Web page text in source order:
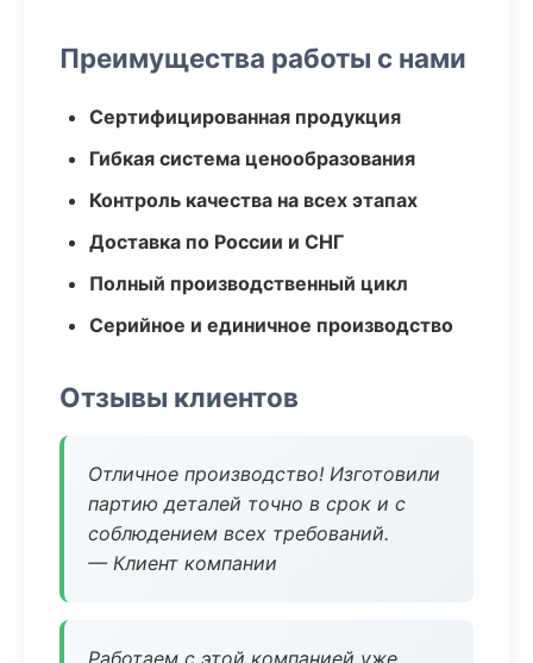
Преимущества работы с нами
Сертифицированная продукция
Гибкая система ценообразования
Контроль качества на всех этапах
Доставка по России и СНГ
Полный производственный цикл
Серийное и единичное производство
Отзывы клиентов
Отличное производство! Изготовили
партию деталей точно в срок и с
соблюдением всех требований.
— Клиент компании
Работаем с этой компанией уже